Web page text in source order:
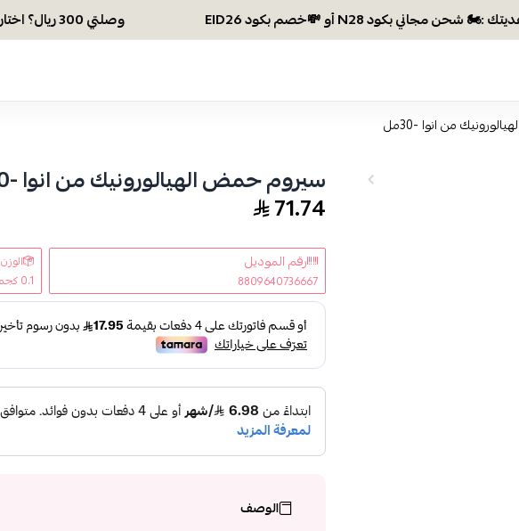
وصلتي 300 ريال؟ اختاري هديتك :🏍 شحن مجاني بكود N28 أو 💸خصم بكود EID26
من انوا -30مل
سيروم حمض الهيالورونيك من انوا -30مل
71.74
رقم الموديل
8809640736667
الوزن
0.1 كجم
الوصف